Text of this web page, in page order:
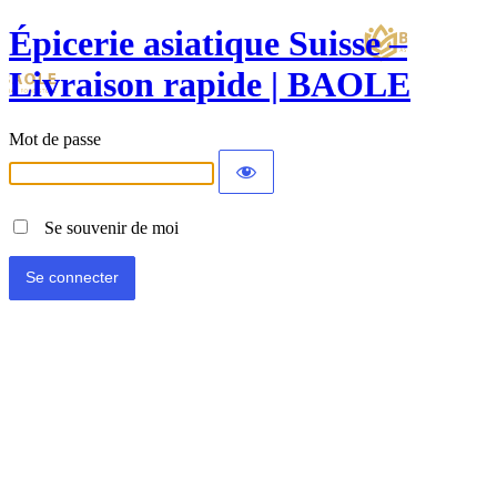
Épicerie asiatique Suisse –
Livraison rapide | BAOLE
Mot de passe
Se souvenir de moi